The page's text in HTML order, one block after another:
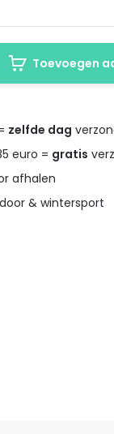
Toevoegen
zelfde dag
euro = gratis
afhalen
& wintersport